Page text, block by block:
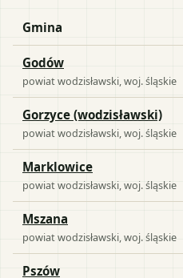
Gmina
Godów
powiatwodzisławski , woj.śląskie
Gorzyce (wodzisławski)
powiatwodzisławski , woj.śląskie
Marklowice
powiatwodzisławski , woj.śląskie
Mszana
powiatwodzisławski , woj.śląskie
Pszów